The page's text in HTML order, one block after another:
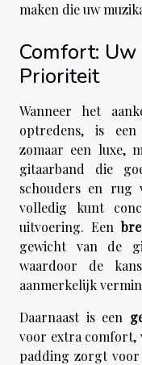
maken die uw
Comfort: Uw
Prioriteit
Wanneer het
optredens, is een
zomaar een luxe,
gitaarband die
schouders en rug
volledig kunt
uitvoering. Een
gewicht van de
waardoor de
aanmerkelijk
Daarnaast is een
voor extra comfort,
padding zorgt voor